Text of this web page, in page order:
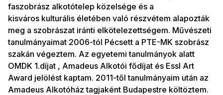
faszobrász alkotótelep közelsége és a
kisváros kulturális életében való részvétem alapozták
meg a szobrászat iránti elkötelezettségem. Művészeti
tanulmányaimat 2006-tól Pécsett a PTE-MK szobrász
szakán végeztem. Az egyetemi tanulmányok alatt
OMDK 1.díjat , Amadeus Alkotói fődíjat és Essl Art
Award jelölést kaptam. 2011-től tanulmányaim után az
Amadeus Alkotóház tagjaként Budapestre költöztem.